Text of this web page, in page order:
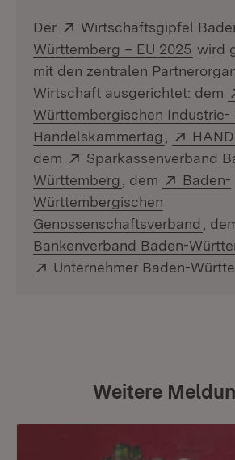
Der Extern:
Wirtschaftsgipfel
Württemberg – EU 2025 wird
mit den zentralen
Wirtschaft ausgerichtet: dem
Württembergischen Industrie-
Handelskammertag (Öffnet in
dem
Extern:
Sparkassenverband
Württemberg (Öffnet in neuem
, dem Extern:
Baden-
Württembergischen
Genossenschaftsverband
,
Bankenverband Baden-
Extern:
Unternehmer Baden-
Weitere